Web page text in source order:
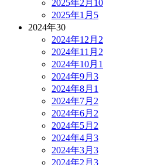
2025年2月 10
2025年1月 5
2024年30
2024年12月 2
2024年11月 2
2024年10月 1
2024年9月 3
2024年8月 1
2024年7月 2
2024年6月 2
2024年5月 2
2024年4月 3
2024年3月 3
2024年2月 3